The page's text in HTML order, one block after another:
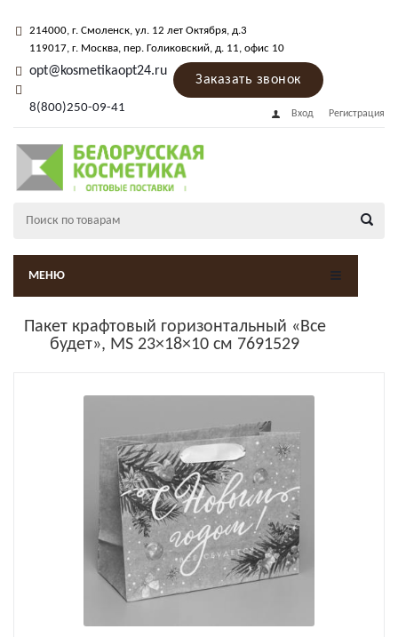
214000, г. Смоленск, ул. 12 лет Октября, д.3
119017, г. Москва, пер. Голиковский, д. 11, офис 10
opt@kosmetikaopt24.ru
8(800)250-09-41
Заказать звонок
Вход Регистрация
МЕНЮ
Пакет крафтовый горизонтальный «Все
будет», MS 23×18×10 см 7691529